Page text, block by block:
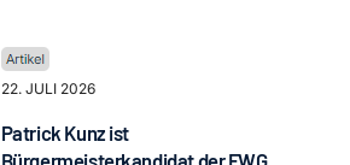
22. JULI 2026
Patrick Kunz ist
Bürgermeisterkandidat der FWG